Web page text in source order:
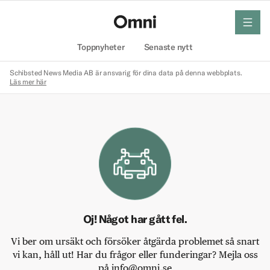
Toppnyheter Senaste nytt
meny
Schibsted News Media AB är ansvarig för dina data på denna webbplats.
Läs mer här
Oj! Något har gått fel.
Vi ber om ursäkt och försöker åtgärda problemet så snart
vi kan, håll ut! Har du frågor eller funderingar? Mejla oss